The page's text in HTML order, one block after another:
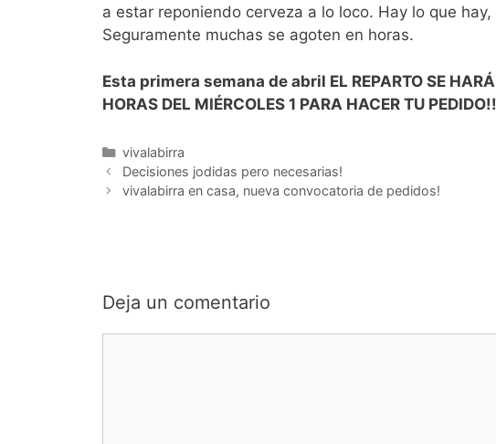
a estar reponiendo cerveza a lo loco. Hay lo que
Seguramente muchas se agoten en horas.
Esta primera semana de abril EL REPARTO SE
HORAS DEL MIÉRCOLES 1 PARA HACER TU
Categorías
vivalabirra
Decisiones jodidas pero necesarias!
vivalabirra en casa, nueva convocatoria de pedidos!
Deja un comentario